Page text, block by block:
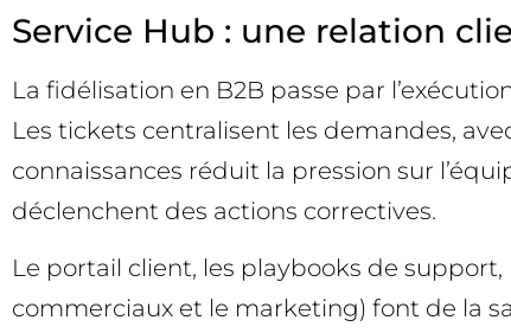
Service Hub : une relation
La fidélisation en B2B passe par
Les tickets centralisent les demandes,
connaissances réduit la pression sur
déclenchent des actions correctives.
Le portail client, les playbooks de
commerciaux et le marketing) font de la